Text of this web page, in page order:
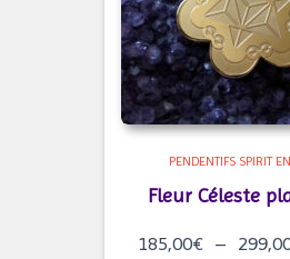
PENDENTIFS SPIRIT
Fleur Céleste
185,00€ –